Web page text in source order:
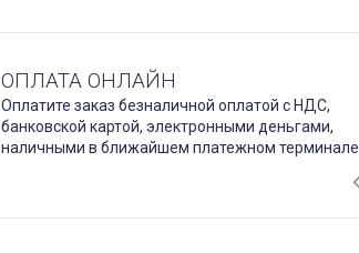
ОПЛАТА ОНЛАЙН
Оплатите заказ безналичной оплатой с НДС,
банковской картой, электронными деньгами,
наличными в ближайшем платежном терминале.